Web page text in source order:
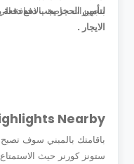
بتجهيزات خاصة بالاضافة
.
لتأمين الحجز يجب دفع
الايجار .
Nearby:
باقامتك بالمبني سوف
ستونز كورنر حيث